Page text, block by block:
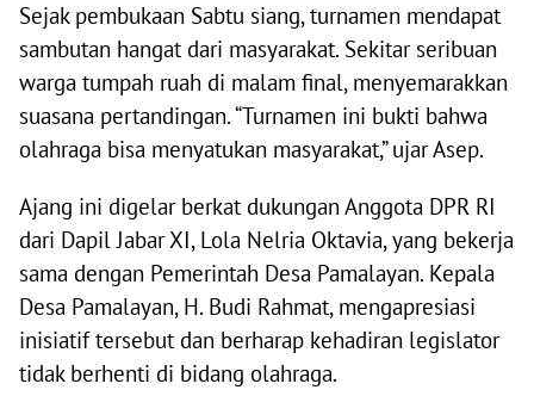
Sejak pembukaan Sabtu siang, turnamen mendapat
sambutan hangat dari masyarakat. Sekitar seribuan
warga tumpah ruah di malam final, menyemarakkan
suasana pertandingan. “Turnamen ini bukti bahwa
olahraga bisa menyatukan masyarakat,” ujar Asep.
Ajang ini digelar berkat dukungan Anggota DPR RI
dari Dapil Jabar XI, Lola Nelria Oktavia, yang bekerja
sama dengan Pemerintah Desa Pamalayan. Kepala
Desa Pamalayan, H. Budi Rahmat, mengapresiasi
inisiatif tersebut dan berharap kehadiran legislator
tidak berhenti di bidang olahraga.